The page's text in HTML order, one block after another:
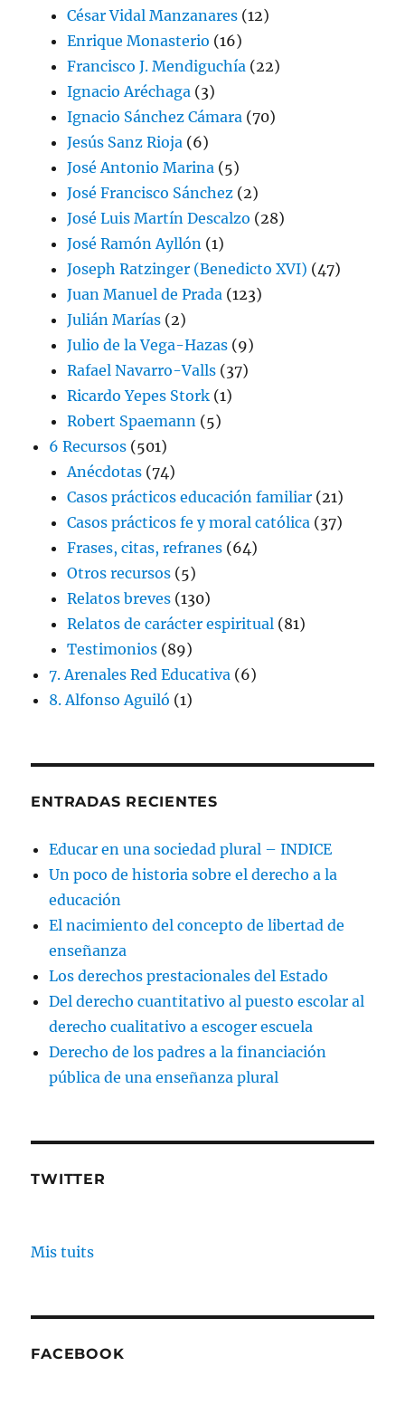
César Vidal Manzanares (12)
Enrique Monasterio (16)
Francisco J. Mendiguchía (22)
Ignacio Aréchaga (3)
Ignacio Sánchez Cámara (70)
Jesús Sanz Rioja (6)
José Antonio Marina (5)
José Francisco Sánchez (2)
José Luis Martín Descalzo (28)
José Ramón Ayllón (1)
Joseph Ratzinger (Benedicto XVI) (47)
Juan Manuel de Prada (123)
Julián Marías (2)
Julio de la Vega-Hazas (9)
Rafael Navarro-Valls (37)
Ricardo Yepes Stork (1)
Robert Spaemann (5)
6 Recursos (501)
Anécdotas (74)
Casos prácticos educación familiar (21)
Casos prácticos fe y moral católica (37)
Frases, citas, refranes (64)
Otros recursos (5)
Relatos breves (130)
Relatos de carácter espiritual (81)
Testimonios (89)
7. Arenales Red Educativa (6)
8. Alfonso Aguiló (1)
ENTRADAS RECIENTES
Educar en una sociedad plural – INDICE
Un poco de historia sobre el derecho a la
educación
El nacimiento del concepto de libertad de
enseñanza
Los derechos prestacionales del Estado
Del derecho cuantitativo al puesto escolar al
derecho cualitativo a escoger escuela
Derecho de los padres a la financiación
pública de una enseñanza plural
TWITTER
Mis tuits
FACEBOOK